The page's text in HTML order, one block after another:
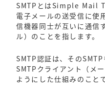
SMTPとはSimple Mail
電子メールの送受信に使
信機器同士が互いに通信
ル）のことを指します。
SMTP認証は、その
SMTPクライアント（メ
ようにした仕組みのことで